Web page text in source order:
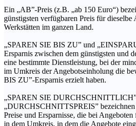
Ein „AB”-Preis (z.B. „ab 150 Euro“)
günstigsten verfügbaren Preis für
Werkstätten im ganzen Land.
„SPAREN SIE BIS ZU” und
Ersparnis zwischen dem günstigsten und
eine bestimmte Dienstleistung, bei der
im Umkreis der Angebotseinholung die
BIS ZU”-Ersparnis erzielt haben.
„SPAREN SIE
„DURCHSCHNITTSPREIS”
Preise und Ersparnisse, die bei
in dem Umkreis, in dem die Angebote